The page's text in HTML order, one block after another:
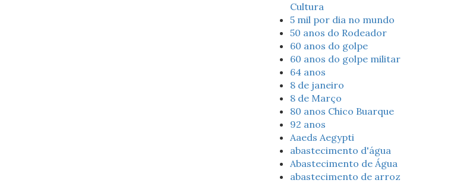
Cultura
5 mil por dia no mundo
50 anos do Rodeador
60 anos do golpe
60 anos do golpe militar
64 anos
8 de janeiro
8 de Março
80 anos Chico Buarque
92 anos
Aaeds Aegypti
abastecimento d'água
Abastecimento de Água
abastecimento de arroz